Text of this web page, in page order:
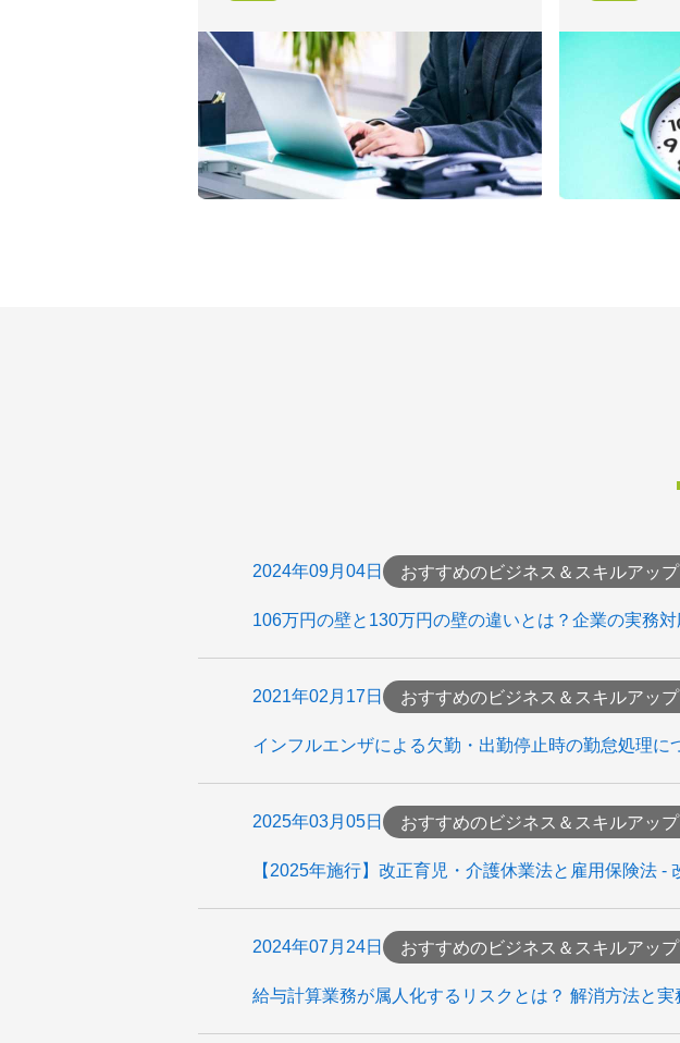
2024年09月04日 おすすめのビジネス＆スキルアッ
106万円の壁と130万円の壁の違いとは？企業の実務
2021年02月17日 おすすめのビジネス＆スキルアッ
インフルエンザによる欠勤・出勤停止時の勤怠処理に
2025年03月05日 おすすめのビジネス＆スキルアッ
【2025年施行】改正育児・介護休業法と雇用保険法
2024年07月24日 おすすめのビジネス＆スキルアッ
給与計算業務が属人化するリスクとは？ 解消方法と実